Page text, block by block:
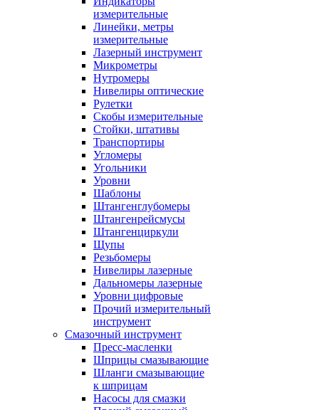
измерительные
Линейки, метры
измерительные
Лазерный инструмент
Микрометры
Нутромеры
Нивелиры оптические
Рулетки
Скобы измерительные
Стойки, штативы
Транспортиры
Угломеры
Угольники
Уровни
Шаблоны
Штангенглубомеры
Штангенрейсмусы
Штангенциркули
Щупы
Резьбомеры
Нивелиры лазерные
Дальномеры лазерные
Уровни цифровые
Прочий измерительный
инструмент
Смазочный инструмент
Пресс-масленки
Шприцы смазывающие
Шланги смазывающие
к шприцам
Насосы для смазки